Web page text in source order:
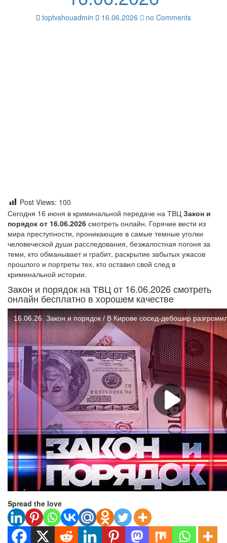
toptvshouadmin 16.06.2026 no Comments
Post Views: 100
Сегодня 16 июня в криминальной передаче на ТВЦ Закон и
порядок от 16.06.2026 смотреть онлайн. Горячие вести из
мира преступности, проникающие в самые темные уголки
человеческой души расследования, безжалостная погоня за
теми, кто обманывает и грабит, раскрытие забытых ужасов
прошлого и портреты тех, кто оставил свой след в
криминальной истории.
Закон и порядок на ТВЦ от 16.06.2026 смотреть
онлайн бесплатно в хорошем качестве
Spread the love